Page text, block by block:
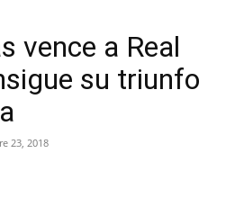
vence a Real
su triunfo
23, 2018